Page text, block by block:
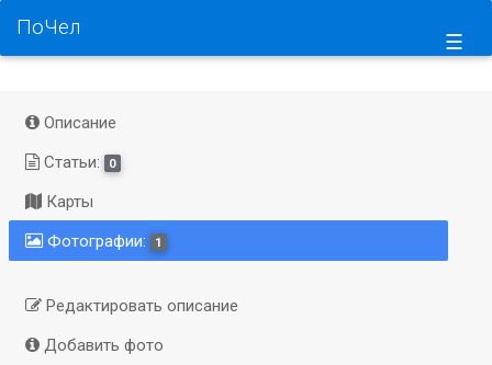
☰
ПоЧел
Описание
Статьи:
0
Карты
Фотографии:
1
Редактировать описание
Добавить фото